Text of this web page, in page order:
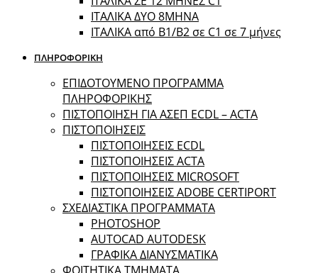
ΙΤΑΛΙΚΑ ΔΥΟ 8ΜΗΝΑ
ΙΤΑΛΙΚΑ από B1/B2 σε C1 σε 7 μήνες
ΠΛΗΡΟΦΟΡΙΚΗ
ΕΠΙΔΟΤΟΥΜΕΝΟ ΠΡΟΓΡΑΜΜΑ
ΠΛΗΡΟΦΟΡΙΚΗΣ
ΠIΣΤΟΠΟΙΗΣΗ ΓΙΑ ΑΣΕΠ ECDL – ACTA
ΠΙΣΤΟΠΟΙΗΣΕΙΣ
ΠΙΣΤΟΠΟΙΗΣΕΙΣ ECDL
ΠΙΣΤΟΠΟΙΗΣΕΙΣ ACTA
ΠΙΣΤΟΠΟΙΗΣΕΙΣ MICROSOFT
ΠΙΣΤΟΠΟΙΗΣΕΙΣ ADOBE CERTIPORT
ΣΧΕΔΙΑΣΤΙΚΑ ΠΡΟΓΡΑΜΜΑΤΑ
PHOTOSHOP
AUTOCAD AUTODESK
ΓΡΑΦΙΚΑ ΔΙΑΝΥΣΜΑΤΙΚΑ